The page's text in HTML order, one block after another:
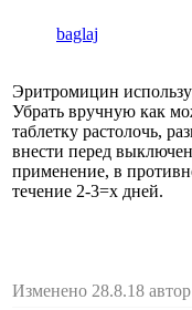
baglaj
Эритромицин
Убрать вручную как
таблетку растолочь,
внести перед
применение, в
течение 2-3=х дней.
Изменено 28.8.18